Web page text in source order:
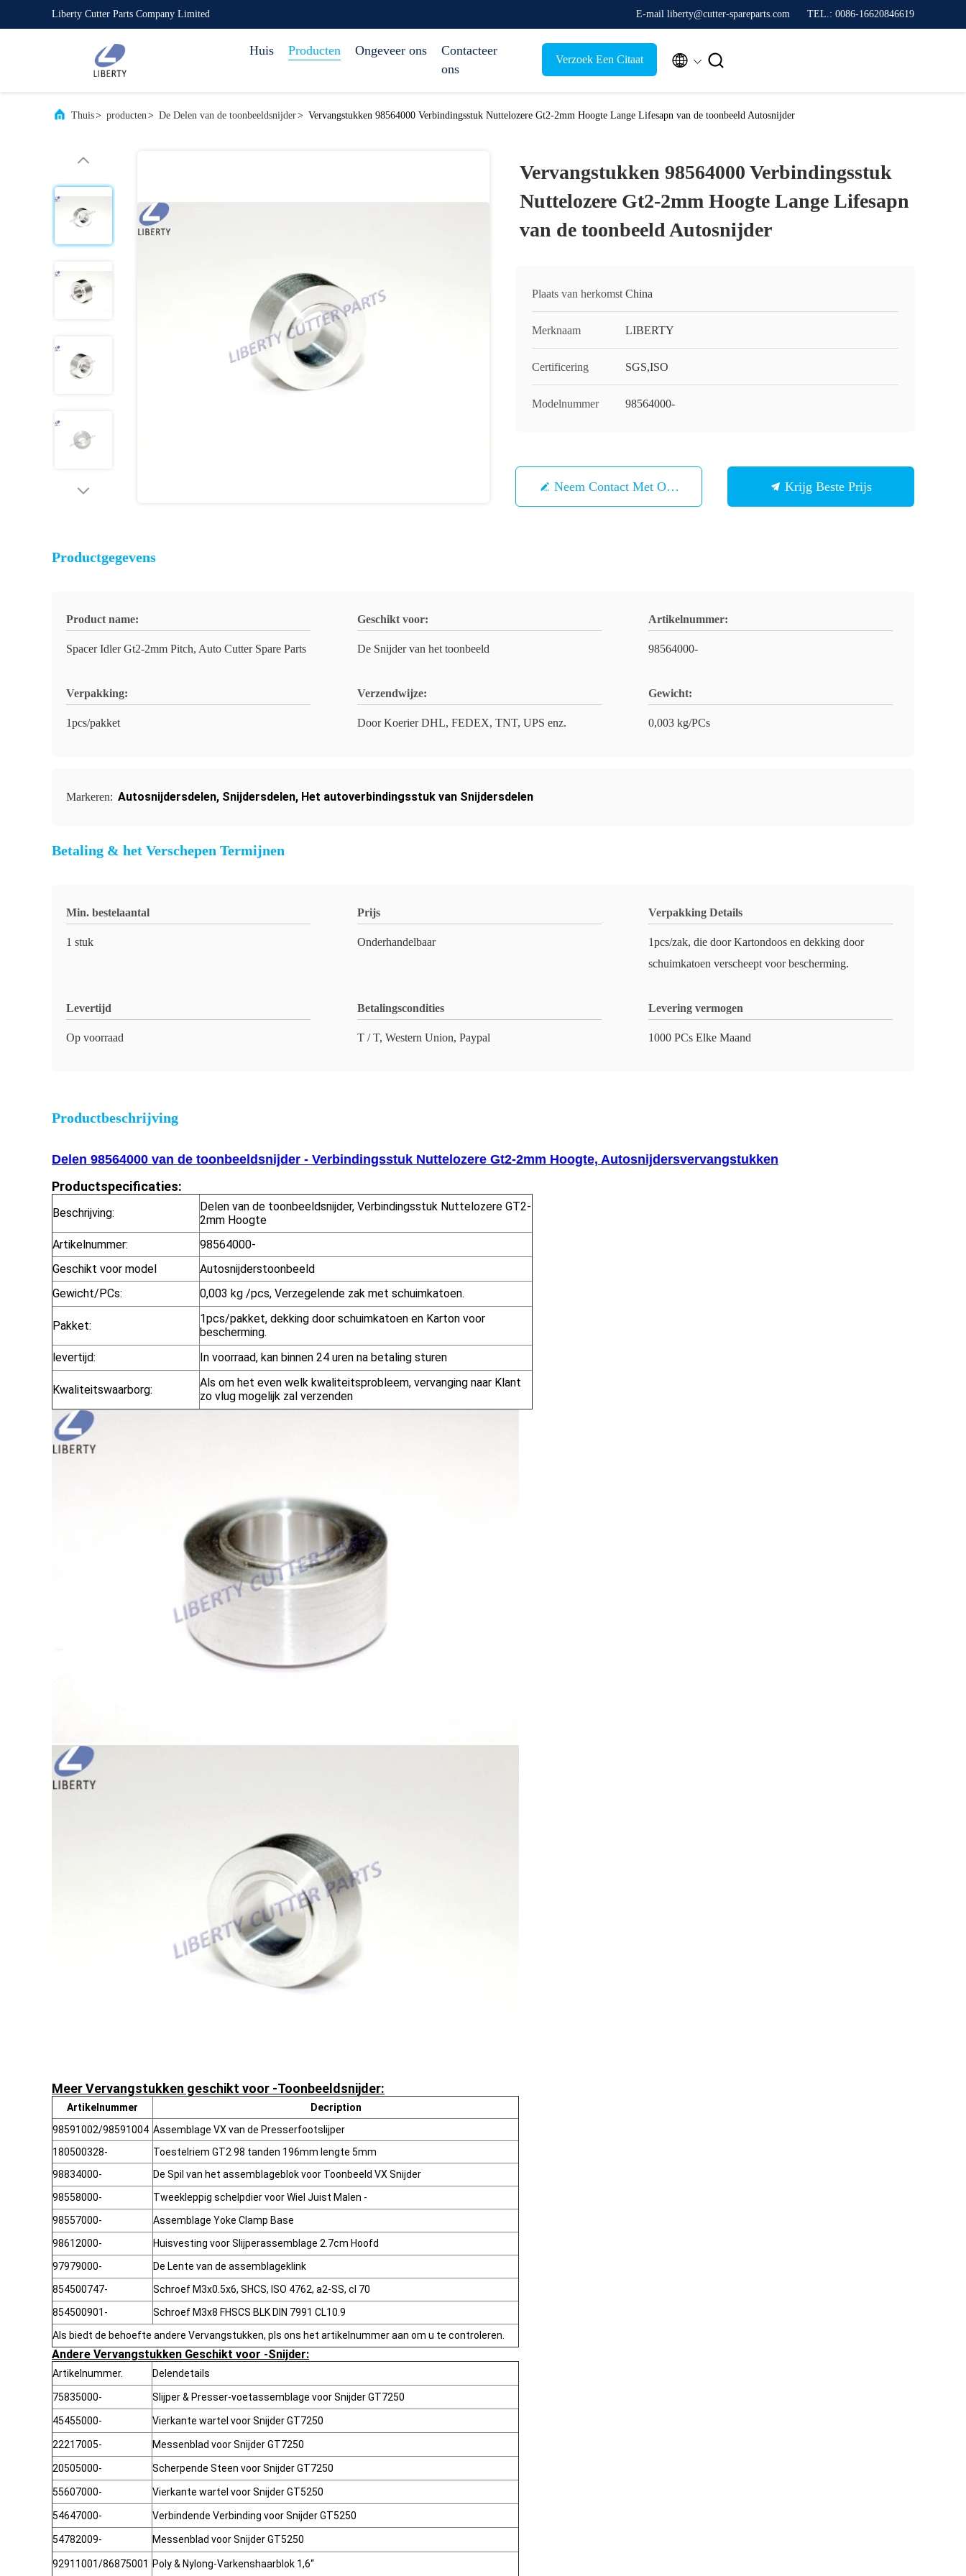
Liberty Cutter Parts Company Limited E-mail liberty@cutter-spareparts.com TEL.: 0086-16620846619
Huis Producten Ongeveer ons
Contacteer
ons
Verzoek Een Citaat  
Thuis> producten> De Delen van de toonbeeldsnijder> Vervangstukken 98564000 Verbindingsstuk Nuttelozere Gt2-2mm Hoogte Lange Lifesapn van de toonbeeld Autosnijder
Vervangstukken 98564000 Verbindingsstuk
Nuttelozere Gt2-2mm Hoogte Lange Lifesapn
van de toonbeeld Autosnijder
Plaats van herkomst China
Merknaam LIBERTY
Certificering SGS,ISO
Modelnummer 98564000-
Neem Contact Met Ons Op Krijg Beste Prijs
Productgegevens
Product name:
Spacer Idler Gt2-2mm Pitch, Auto Cutter Spare Parts
Geschikt voor:
De Snijder van het toonbeeld
Artikelnummer:
98564000-
Verpakking:
1pcs/pakket
Verzendwijze:
Door Koerier DHL, FEDEX, TNT, UPS enz.
Gewicht:
0,003 kg/PCs
Markeren: Autosnijdersdelen, Snijdersdelen, Het autoverbindingsstuk van Snijdersdelen
Betaling & het Verschepen Termijnen
Min. bestelaantal
1 stuk
Prijs
Onderhandelbaar
Verpakking Details
1pcs/zak, die door Kartondoos en dekking door
schuimkatoen verscheept voor bescherming.
Levertijd
Op voorraad
Betalingscondities
T / T, Western Union, Paypal
Levering vermogen
1000 PCs Elke Maand
Productbeschrijving
Delen 98564000 van de toonbeeldsnijder - Verbindingsstuk Nuttelozere Gt2-2mm Hoogte, Autosnijdersvervangstukken
Productspecificaties:
Beschrijving:
Delen van de toonbeeldsnijder, Verbindingsstuk Nuttelozere GT2-
2mm Hoogte
Artikelnummer:
98564000-
Geschikt voor model
Autosnijderstoonbeeld
Gewicht/PCs:
0,003 kg /pcs, Verzegelende zak met schuimkatoen.
Pakket:
1pcs/pakket, dekking door schuimkatoen en Karton voor
bescherming.
levertijd:
In voorraad, kan binnen 24 uren na betaling sturen
Kwaliteitswaarborg:
Als om het even welk kwaliteitsprobleem, vervanging naar Klant
zo vlug mogelijk zal verzenden
Meer Vervangstukken geschikt voor -Toonbeeldsnijder:
Artikelnummer
Decription
98591002/98591004 Assemblage VX van de Presserfootslijper
180500328-
Toestelriem GT2 98 tanden 196mm lengte 5mm
98834000-
De Spil van het assemblageblok voor Toonbeeld VX Snijder
98558000-
Tweekleppig schelpdier voor Wiel Juist Malen -
98557000-
Assemblage Yoke Clamp Base
98612000-
Huisvesting voor Slijperassemblage 2.7cm Hoofd
97979000-
De Lente van de assemblageklink
854500747-
Schroef M3x0.5x6, SHCS, ISO 4762, a2-SS, cl 70
854500901-
Schroef M3x8 FHSCS BLK DIN 7991 CL10.9
Als biedt de behoefte andere Vervangstukken, pls ons het artikelnummer aan om u te controleren.
Andere Vervangstukken Geschikt voor -Snijder:
Artikelnummer. Delendetails
75835000- Slijper & Presser-voetassemblage voor Snijder GT7250
45455000- Vierkante wartel voor Snijder GT7250
22217005- Messenblad voor Snijder GT7250
20505000- Scherpende Steen voor Snijder GT7250
55607000- Vierkante wartel voor Snijder GT5250
54647000- Verbindende Verbinding voor Snijder GT5250
54782009- Messenblad voor Snijder GT5250
92911001/86875001 Poly & Nylong-Varkenshaarblok 1,6“